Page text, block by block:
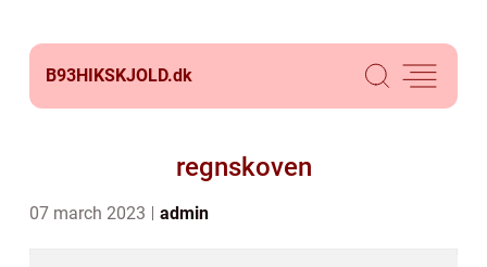
B93HIKSKJOLD.dk
regnskoven
07 march 2023 admin